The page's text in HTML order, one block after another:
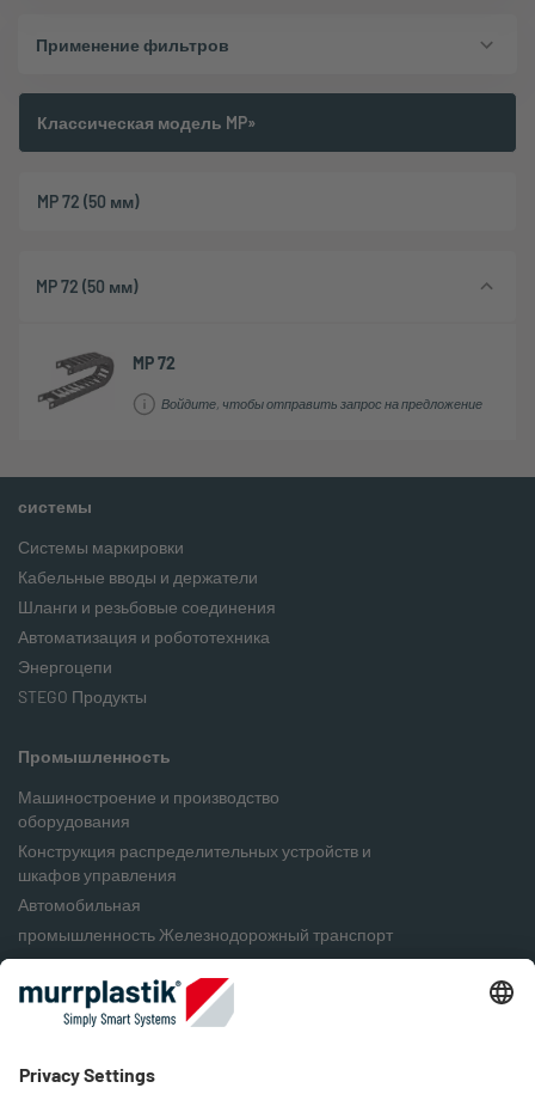
Применение фильтров
Классическая модель MP»
MP 72 (50 мм)
MP 72 (50 мм)
MP 72
Войдите, чтобы отправить запрос на предложение
системы
Системы маркировки
Кабельные вводы и держатели
Шланги и резьбовые соединения
Автоматизация и робототехника
Энергоцепи
STEGO Продукты
Промышленность
Машиностроение и производство
оборудования
Конструкция распределительных устройств и
шкафов управления
Автомобильная
промышленность Железнодорожный транспорт
Пищевая промышленность
Упаковочная промышленность
Возобновляемые источники энергии
Компания